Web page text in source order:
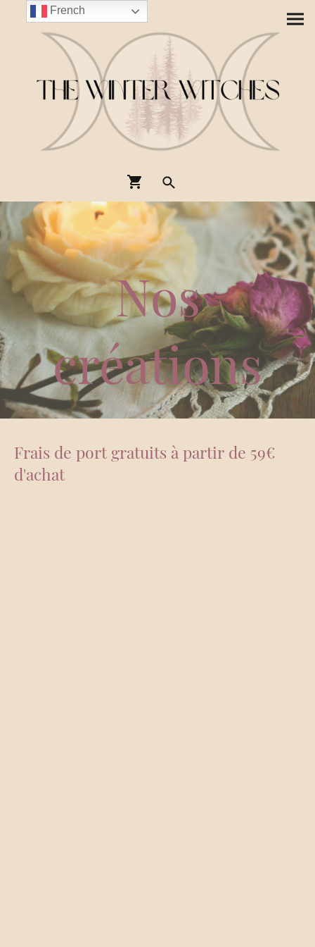
Nos
créations
Frais de port gratuits à partir de 59€
d'achat
French